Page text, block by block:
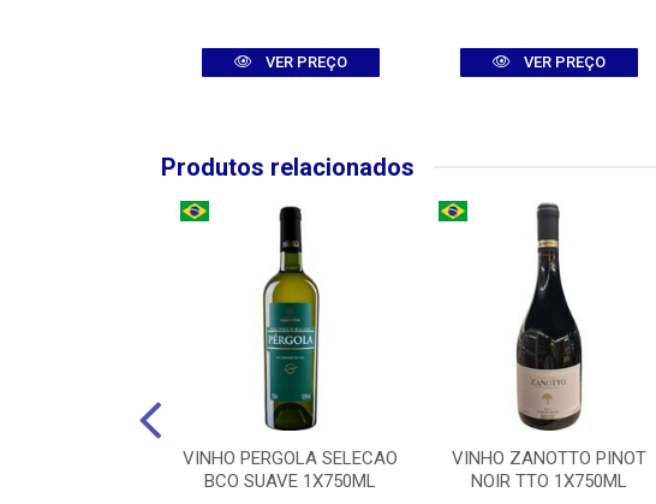
VER PREÇO VER PREÇO
Produtos relacionados
VINHO PERGOLA SELECAO
BCO SUAVE 1X750ML
VINHO ZANOTTO PINOT
NOIR TTO 1X750ML